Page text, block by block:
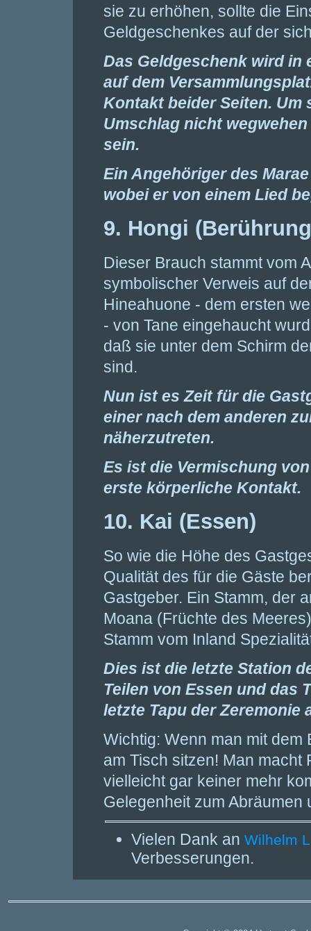
sie zu erhöhen, sollte die
Geldgeschenkes auf der
Das Geldgeschenk wird in
auf dem
Kontakt beider Seiten. Um
Umschlag nicht
sein.
Ein Angehöriger des
wobei er von einem Lied
9. Hongi
Dieser Brauch stammt vom
symbolischer Verweis auf
Hineahuone - dem ersten
- von Tane eingehaucht
daß sie unter dem Schirm
sind.
Nun ist es Zeit für die
einer nach dem anderen
näherzutreten.
Es ist die Vermischung
erste körperliche Kontakt.
10. Kai (Essen)
So wie die Höhe des
Qualität des für die Gäste
Gastgeber. Ein Stamm, der
Moana (Früchte des
Stamm vom Inland
Dies ist die letzte Station
Teilen von Essen und das
letzte Tapu der Zeremonie
Wichtig: Wenn man mit
am Tisch sitzen! Man
vielleicht gar keiner mehr
Gelegenheit zum Abräumen
Vielen Dank an Wilhelm
Verbesserungen.